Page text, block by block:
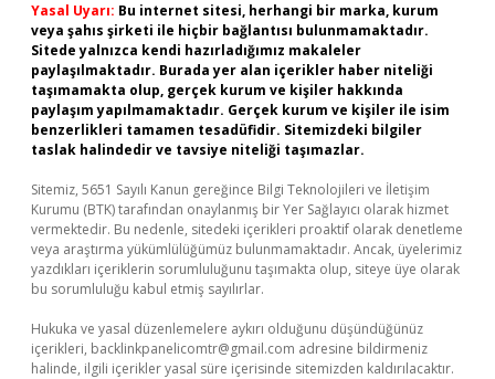
Yasal Uyarı: Bu internet sitesi, herhangi bir marka, kurum
veya şahıs şirketi ile hiçbir bağlantısı bulunmamaktadır.
Sitede yalnızca kendi hazırladığımız makaleler
paylaşılmaktadır. Burada yer alan içerikler haber niteliği
taşımamakta olup, gerçek kurum ve kişiler hakkında
paylaşım yapılmamaktadır. Gerçek kurum ve kişiler ile isim
benzerlikleri tamamen tesadüfidir. Sitemizdeki bilgiler
taslak halindedir ve tavsiye niteliği taşımazlar.
Sitemiz, 5651 Sayılı Kanun gereğince Bilgi Teknolojileri ve İletişim
Kurumu (BTK) tarafından onaylanmış bir Yer Sağlayıcı olarak hizmet
vermektedir. Bu nedenle, sitedeki içerikleri proaktif olarak denetleme
veya araştırma yükümlülüğümüz bulunmamaktadır. Ancak, üyelerimiz
yazdıkları içeriklerin sorumluluğunu taşımakta olup, siteye üye olarak
bu sorumluluğu kabul etmiş sayılırlar.
Hukuka ve yasal düzenlemelere aykırı olduğunu düşündüğünüz
içerikleri, backlinkpanelicomtr@gmail.com adresine bildirmeniz
halinde, ilgili içerikler yasal süre içerisinde sitemizden kaldırılacaktır.